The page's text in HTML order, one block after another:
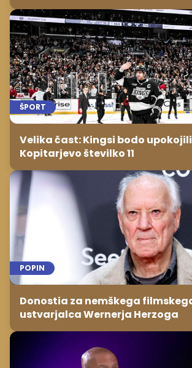
ŠPORT
Velika čast: Kingsi bodo upokojili
Kopitarjevo številko 11
POPIN
Donostia za nemškega
ustvarjalca Wernerja Herzoga